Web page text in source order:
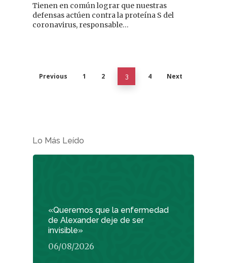
Tienen en común lograr que nuestras
defensas actúen contra la proteína S del
coronavirus, responsable…
Previous 1 2 3 4 Next
Lo Más Leído
«Queremos que la enfermedad
de Alexander deje de ser
invisible»
06/08/2026